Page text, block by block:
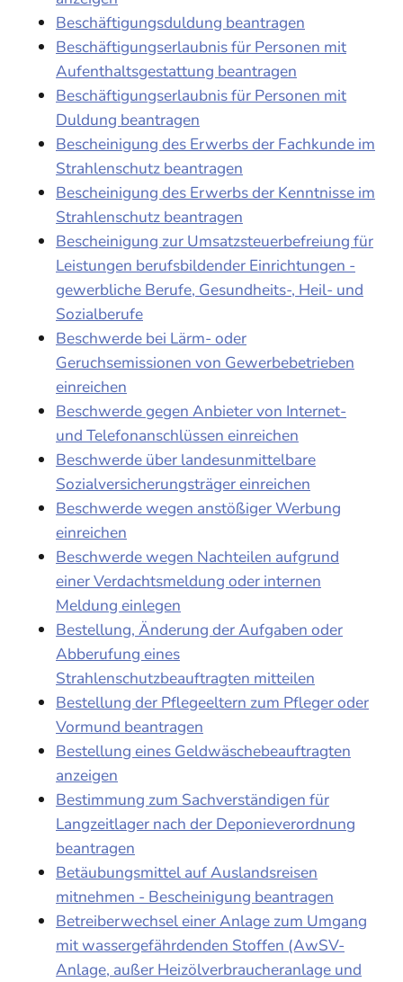
Beschäftigungsduldung beantragen
Beschäftigungserlaubnis für Personen mit
Aufenthaltsgestattung beantragen
Beschäftigungserlaubnis für Personen mit
Duldung beantragen
Bescheinigung des Erwerbs der Fachkunde im
Strahlenschutz beantragen
Bescheinigung des Erwerbs der Kenntnisse im
Strahlenschutz beantragen
Bescheinigung zur Umsatzsteuerbefreiung für
Leistungen berufsbildender Einrichtungen -
gewerbliche Berufe, Gesundheits-, Heil- und
Sozialberufe
Beschwerde bei Lärm- oder
Geruchsemissionen von Gewerbebetrieben
einreichen
Beschwerde gegen Anbieter von Internet-
und Telefonanschlüssen einreichen
Beschwerde über landesunmittelbare
Sozialversicherungsträger einreichen
Beschwerde wegen anstößiger Werbung
einreichen
Beschwerde wegen Nachteilen aufgrund
einer Verdachtsmeldung oder internen
Meldung einlegen
Bestellung, Änderung der Aufgaben oder
Abberufung eines
Strahlenschutzbeauftragten mitteilen
Bestellung der Pflegeeltern zum Pfleger oder
Vormund beantragen
Bestellung eines Geldwäschebeauftragten
anzeigen
Bestimmung zum Sachverständigen für
Langzeitlager nach der Deponieverordnung
beantragen
Betäubungsmittel auf Auslandsreisen
mitnehmen - Bescheinigung beantragen
Betreiberwechsel einer Anlage zum Umgang
mit wassergefährdenden Stoffen (AwSV-
Anlage, außer Heizölverbraucheranlage und